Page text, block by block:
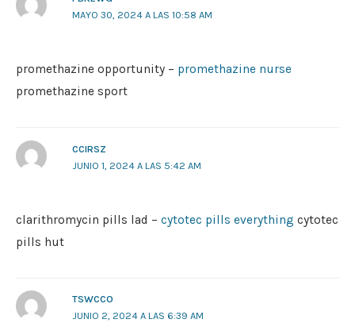
MAYO 30, 2024 A LAS 10:58 AM
promethazine opportunity – promethazine nurse
promethazine sport
CCIRSZ
JUNIO 1, 2024 A LAS 5:42 AM
clarithromycin pills lad – cytotec pills everything cytotec
pills hut
TSWCCO
JUNIO 2, 2024 A LAS 6:39 AM